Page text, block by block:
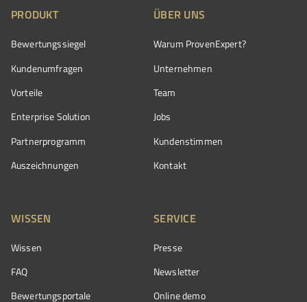
PRODUKT
Bewertungssiegel
Kundenumfragen
Vorteile
Enterprise Solution
Partnerprogramm
Auszeichnungen
ÜBER UNS
Warum ProvenExpert?
Unternehmen
Team
Jobs
Kundenstimmen
Kontakt
WISSEN
Wissen
FAQ
Bewertungsportale
SERVICE
Presse
Newsletter
Online demo